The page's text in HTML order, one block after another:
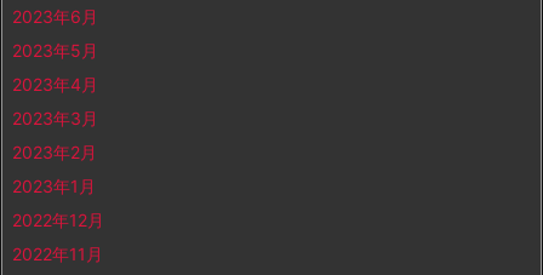
2023年6月
2023年5月
2023年4月
2023年3月
2023年2月
2023年1月
2022年12月
2022年11月